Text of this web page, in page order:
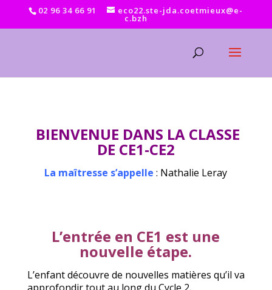
02 96 34 66 91 eco22.ste-jda.coetmieux@e-
c.bzh
BIENVENUE DANS LA CLASSE
DE CE1-CE2
La maîtresse s’appelle : Nathalie Leray
L’entrée en CE1 est une
nouvelle étape.
L’enfant découvre de nouvelles matières qu’il va